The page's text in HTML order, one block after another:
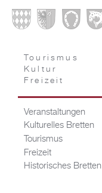
Tourismus
Kultur
Freizeit
Veranstaltungen
Kulturelles Bretten
Tourismus
Freizeit
Historisches Bretten